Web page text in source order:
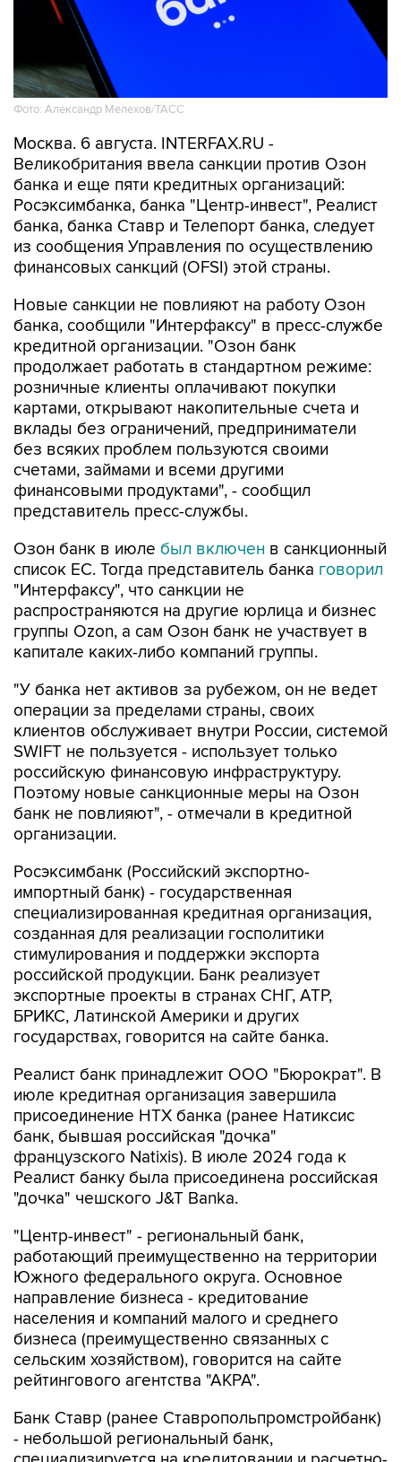
Фото: Александр Мелехов/ТАСС
Москва. 6 августа. INTERFAX.RU -
Великобритания ввела санкции против Озон
банка и еще пяти кредитных организаций:
Росэксимбанка, банка "Центр-инвест", Реалист
банка, банка Ставр и Телепорт банка, следует
из сообщения Управления по осуществлению
финансовых санкций (OFSI) этой страны.
Новые санкции не повлияют на работу Озон
банка, сообщили "Интерфаксу" в пресс-службе
кредитной организации. "Озон банк
продолжает работать в стандартном режиме:
розничные клиенты оплачивают покупки
картами, открывают накопительные счета и
вклады без ограничений, предприниматели
без всяких проблем пользуются своими
счетами, займами и всеми другими
финансовыми продуктами", - сообщил
представитель пресс-службы.
Озон банк в июле был включен в санкционный
список ЕС. Тогда представитель банка говорил
"Интерфаксу", что санкции не
распространяются на другие юрлица и бизнес
группы Ozon, а сам Озон банк не участвует в
капитале каких-либо компаний группы.
"У банка нет активов за рубежом, он не ведет
операции за пределами страны, своих
клиентов обслуживает внутри России, системой
SWIFT не пользуется - использует только
российскую финансовую инфраструктуру.
Поэтому новые санкционные меры на Озон
банк не повлияют", - отмечали в кредитной
организации.
Росэксимбанк (Российский экспортно-
импортный банк) - государственная
специализированная кредитная организация,
созданная для реализации госполитики
стимулирования и поддержки экспорта
российской продукции. Банк реализует
экспортные проекты в странах СНГ, АТР,
БРИКС, Латинской Америки и других
государствах, говорится на сайте банка.
Реалист банк принадлежит ООО "Бюрократ". В
июле кредитная организация завершила
присоединение НТХ банка (ранее Натиксис
банк, бывшая российская "дочка"
французского Natixis). В июле 2024 года к
Реалист банку была присоединена российская
"дочка" чешского J&T Banka.
"Центр-инвест" - региональный банк,
работающий преимущественно на территории
Южного федерального округа. Основное
направление бизнеса - кредитование
населения и компаний малого и среднего
бизнеса (преимущественно связанных с
сельским хозяйством), говорится на сайте
рейтингового агентства "АКРА".
Банк Ставр (ранее Ставропольпромстройбанк)
- небольшой региональный банк,